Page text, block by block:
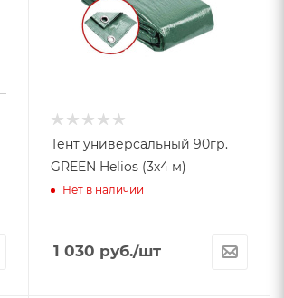
Тент универсальный 90гр.
GREEN Helios (3х4 м)
Нет в наличии
1 030 руб./шт